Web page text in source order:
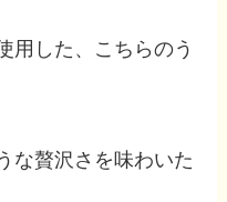
用した、こちらのう
な贅沢さを味わいた